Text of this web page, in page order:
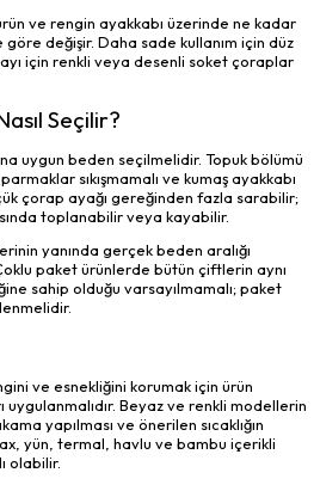
ve rengin ayakkabı üzerinde ne kadar
değişir. Daha sade kullanım için düz
için renkli veya desenli soket çoraplar
Seçilir?
uygun beden seçilmelidir. Topuk bölümü
sıkışmamalı ve kumaş ayakkabı
çorap ayağı gereğinden fazla sarabilir;
toplanabilir veya kayabilir.
yanında gerçek beden aralığı
paket ürünlerde bütün çiftlerin aynı
sahip olduğu varsayılmamalı; paket
ve esnekliğini korumak için ürün
Beyaz ve renkli modellerin
yapılması ve önerilen sıcaklığın
yün, termal, havlu ve bambu içerikli
olabilir.